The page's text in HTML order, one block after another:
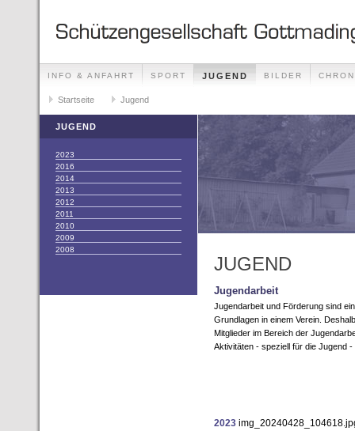
INFO & ANFAHRT SPORT JUGEND BILDER
KONTAKT DATENSCHUTZ
Startseite Jugend
JUGEND
2023
2016
2014
2013
2012
2011
2010
2009
2008
JUGEND
Jugendarbeit
Jugendarbeit und Förderung sind
Grundlagen in einem Verein.
Mitglieder im Bereich der
Aktivitäten - speziell für die Jugend
2023